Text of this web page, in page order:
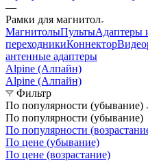
—
Рамки для магнитол
МагнитолыПультыАдаптеры
переходникиКоннектор
антенные адаптеры
Alpine (Алпайн)
Alpine (Алпайн)
Фильтр
По популярности (убывание)
По популярности (убывание)
По популярности
По цене (убывание)
По цене (возрастание)